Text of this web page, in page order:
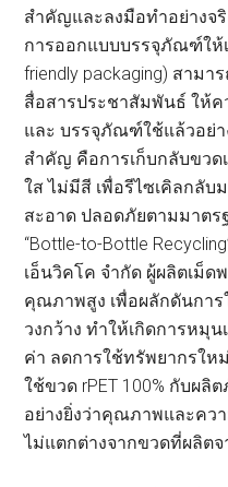
สำคัญและลงมือทำอย่างจริ
การออกแบบบรรจุภัณฑ์ให้
friendly packaging) สามา
สื่อสารประชาสัมพันธ์ ให้ค
และ บรรจุภัณฑ์ใช้แล้วอย่
สำคัญ คือการเก็บกลับขวด
ใส ไม่มีสี เพื่อรีไซเคิลกลั
สะอาด ปลอดภัยตามมาตร
“Bottle-to-Bottle
เอ็นวิคโค จำกัด ผู้ผลิตเม็ด
คุณภาพสูง เพื่อผลักดันการ
วงกว้าง ทำให้เกิดการหมุ
ค่า ลดการใช้ทรัพยากรให
ใช้ขวด rPET 100% กับผลิ
อย่างยิ่งว่าคุณภาพและคว
ไม่แตกต่างจากขวดที่ผลิตจ